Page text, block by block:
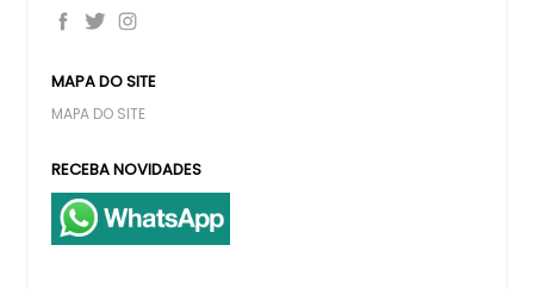
MAPA DO SITE
MAPA DO SITE
RECEBA NOVIDADES